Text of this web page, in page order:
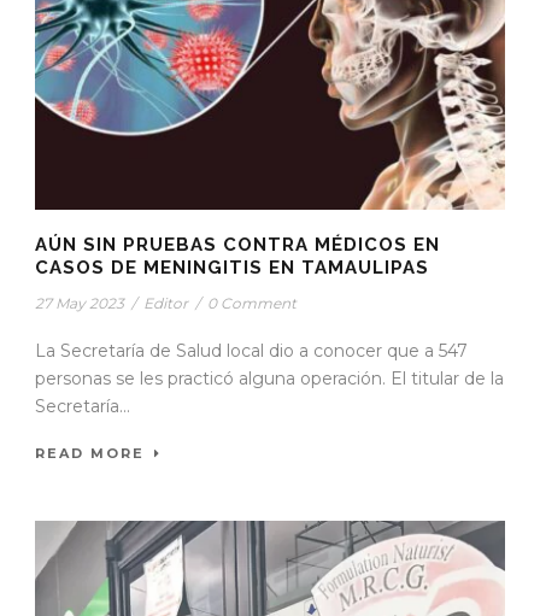
AÚN SIN PRUEBAS CONTRA MÉDICOS EN
CASOS DE MENINGITIS EN TAMAULIPAS
27 May 2023 / Editor / 0 Comment
La Secretaría de Salud local dio a conocer que a 547
personas se les practicó alguna operación. El titular de la
Secretaría...
READ MORE